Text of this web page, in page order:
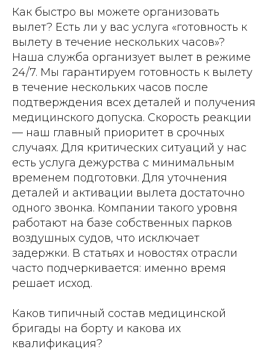
Как быстро вы можете организовать
вылет? Есть ли у вас услуга «готовность к
вылету в течение нескольких часов»?
Наша служба организует вылет в режиме
24/7. Мы гарантируем готовность к вылету
в течение нескольких часов после
подтверждения всех деталей и получения
медицинского допуска. Скорость реакции
— наш главный приоритет в срочных
случаях. Для критических ситуаций у нас
есть услуга дежурства с минимальным
временем подготовки. Для уточнения
деталей и активации вылета достаточно
одного звонка. Компании такого уровня
работают на базе собственных парков
воздушных судов, что исключает
задержки. В статьях и новостях отрасли
часто подчеркивается: именно время
решает исход.
Каков типичный состав медицинской
бригады на борту и какова их
квалификация?